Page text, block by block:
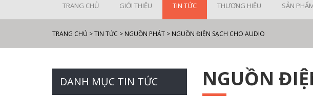
TRANG CHỦ GIỚI THIỆU TIN TỨC THƯƠNG HIỆU SẢN
TRANG CHỦ >TIN TỨC > NGUỒN PHÁT > NGUỒN ĐIỆN SẠCH CHO AUDIO
NGUỒN
DANH MỤC TIN TỨC